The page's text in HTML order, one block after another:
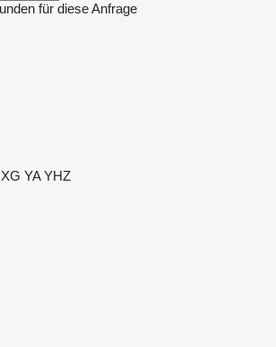
für diese Anfrage
XG YA YHZ